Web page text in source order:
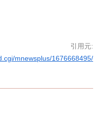
引用元:
mnewsplus/1676668495/